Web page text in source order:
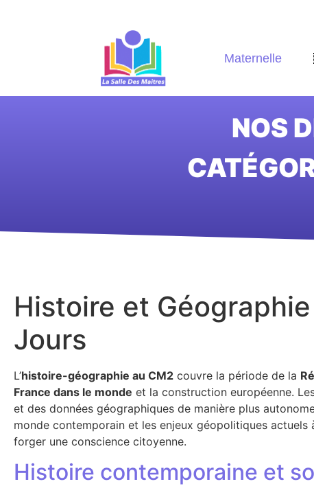
Maternelle
NOS
Histoire et
Jours
L’histoire-géographie au CM2 couvre la période de la
France dans le monde et la construction européenne.
et des données géographiques de manière plus
monde contemporain et les enjeux géopolitiques
forger une conscience citoyenne.
Histoire contemporaine et